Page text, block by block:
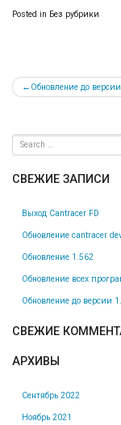
Posted in Без рубрики
Навигация
Обновление до
СВЕЖИЕ ЗАПИСИ
Выход Cantracer FD
Обновление cantracer
Обновление 1.562
Обновление всех
Обновление до версии
СВЕЖИЕ
АРХИВЫ
Сентябрь 2022
Ноябрь 2021